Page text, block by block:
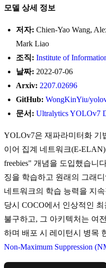
모델 상세 정보
저자: Chien-Yao Wang,
Mark Liao
조직: Institute of
날짜: 2022-07-06
Arxiv: 2207.02696
GitHub: WongKinYiu/
문서: Ultralytics YOLOv7
YOLOv7은 재파라미터화 기
이어 집계 네트워크(E-
freebies" 개념을 도입했습니
징을 학습하고 원래의 그래
네트워크의 학습 능력을 지
당시 COCO에서 인상적인
불구하고, 그 아키텍처는 여
하며 배포 시 레이턴시 병목
Non-Maximum Suppression